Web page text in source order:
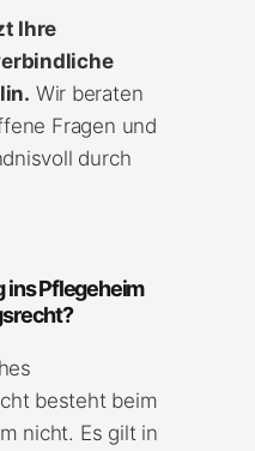
Ihre
Wir beraten
Fragen und
durch
ins Pflegeheim
besteht beim
nicht. Es gilt in